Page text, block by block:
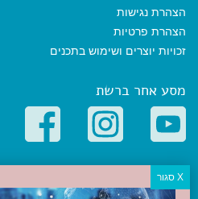
הצהרת נגישות
הצהרת פרטיות
זכויות יוצרים ושימוש בתכנים
מסע אחר ברשת
קטגוריות פופולריות